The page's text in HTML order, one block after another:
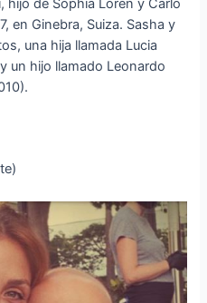
hijo de Sophia Loren y Carlo
en Ginebra, Suiza. Sasha y
una hija llamada Lucia
un hijo llamado Leonardo